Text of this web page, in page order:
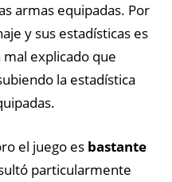
armas equipadas. Por
y sus estadísticas es
explicado que
la estadística
el juego es bastante
particularmente